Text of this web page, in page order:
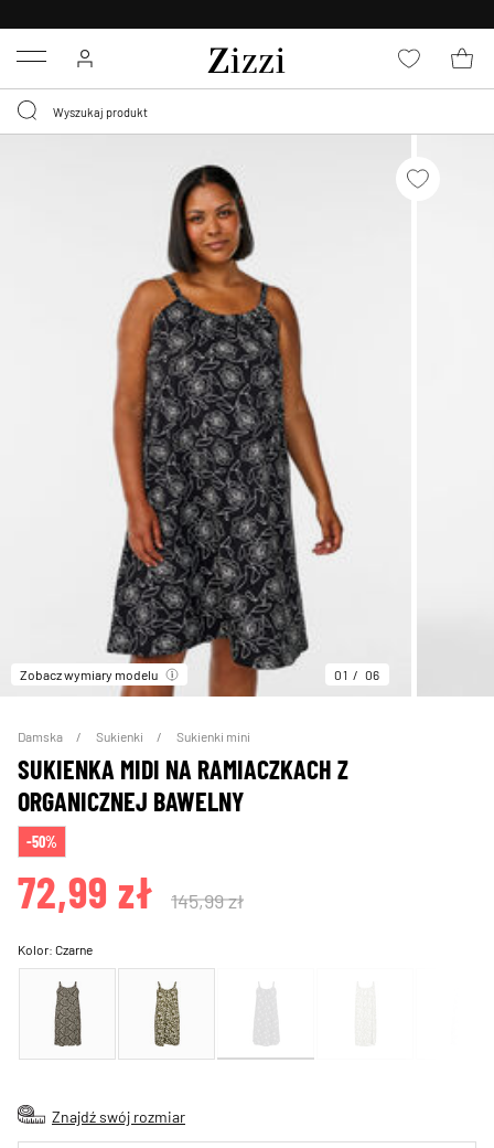
Menu
Zobacz wymiary modelu 01 06
Damska Sukienki Sukienki mini
SUKIENKA MIDI NA RAMIACZKACH Z
ORGANICZNEJ BAWELNY
-50%
72,99 zł 145,99 zł
Kolor:Czarne
Znajdź swój rozmiar